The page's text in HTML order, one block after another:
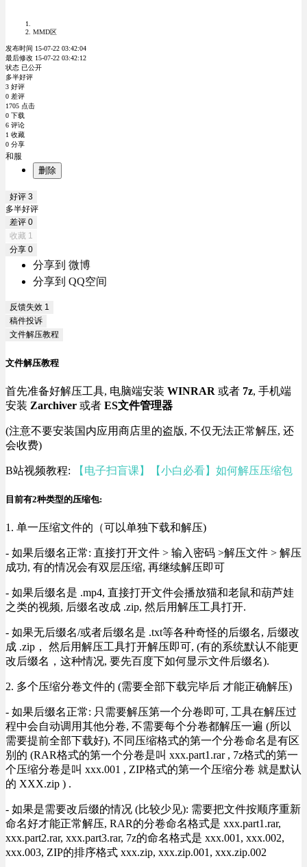
MMD区
发布时间 15-07-22 03:42:04
最后修改 15-07-22 03:42:12
状态 已公开
多半好评
3 好评
0 差评
1705 点击
0 下载
6 评论
1 收藏
0 分享
和服
删除
好评 3
多半好评
差评 0
收藏 1
分享 0
分享到 微博
分享到 QQ空间
反馈失效 1
稿件投诉
文件解压教程
文件解压教程
首先准备好解压工具, 电脑端安装 WINRAR 或者 7z, 手机端
安装 Zarchiver 或者 ES文件管理器
(注意不要安装国内应用商店里的盗版, 不仅无法正常解压, 还
会收费)
B站视频教程: 【电子扫盲课】【小白必看】如何解压压缩包
目前有2种类型的压缩包:
1. 单一压缩文件的（可以单独下载和解压)
- 如果后缀名正常: 直接打开文件 > 输入密码 >解压文件 > 解压
成功, 有的情况会有双层压缩, 再继续解压即可
- 如果后缀名是 .mp4, 直接打开文件会播放猫和老鼠和葫芦娃
之类的视频, 后缀名改成 .zip, 然后用解压工具打开.
- 如果无后缀名/或者后缀名是 .txt等各种奇怪的后缀名, 后缀改
成 .zip， 然后用解压工具打开解压即可, (有的系统默认不能更
改后缀名，这种情况, 要先百度下如何显示文件后缀名).
2. 多个压缩分卷文件的 (需要全部下载完毕后 才能正确解压)
- 如果后缀名正常: 只需要解压第一个分卷即可, 工具在解压过
程中会自动调用其他分卷, 不需要每个分卷都解压一遍 (所以
需要提前全部下载好), 不同压缩格式的第一个分卷命名是有区
别的 (RAR格式的第一个分卷是叫 xxx.part1.rar , 7z格式的第一
个压缩分卷是叫 xxx.001 , ZIP格式的第一个压缩分卷 就是默认
的 XXX.zip ) .
- 如果是需要改后缀的情况 (比较少见): 需要把文件按顺序重新
命名好才能正常解压, RAR的分卷命名格式是 xxx.part1.rar,
xxx.part2.rar, xxx.part3.rar, 7z的命名格式是 xxx.001, xxx.002,
xxx.003, ZIP的排序格式 xxx.zip, xxx.zip.001, xxx.zip.002